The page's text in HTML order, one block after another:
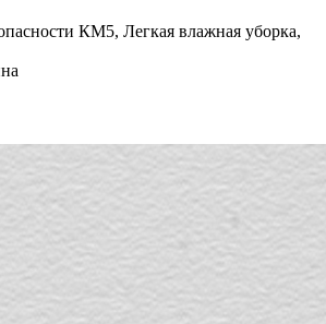
КМ5, Легкая влажная уборка,